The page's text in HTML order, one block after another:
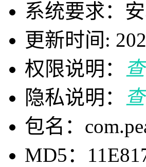
系统要求：
更新时间:
权限说明：
隐私说明：
包名：
MD5：